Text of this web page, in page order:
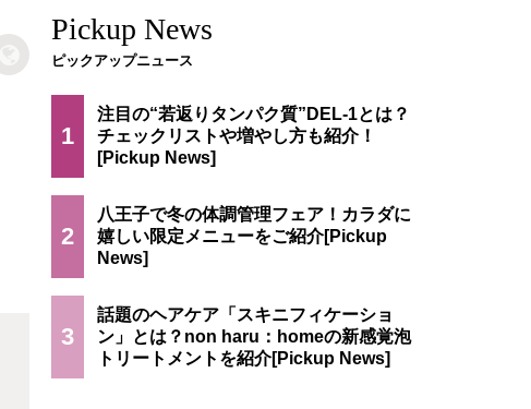
Pickup News
ピックアップニュース
1
注目の“若返りタンパク質”DEL-1とは？
チェックリストや増やし方も紹介！
2
八王子で冬の体調管理フェア！カラダに
嬉しい限定メニューをご紹介
3
話題のヘアケア「スキニフィケーショ
ン」とは？non haru：homeの新感覚泡
トリートメントを紹介